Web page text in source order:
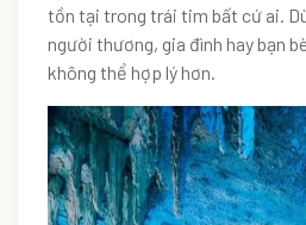
tồn tại trong trái tim bất cứ ai.
người thương, gia đình hay bạn
không thể hợp lý hơn.